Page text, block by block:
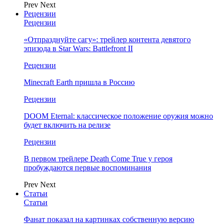
Prev Next
Рецензии
Рецензии
«Отпразднуйте сагу»: трейлер контента девятого
эпизода в Star Wars: Battlefront II
Рецензии
Minecraft Earth пришла в Россию
Рецензии
DOOM Eternal: классическое положение оружия можно
будет включить на релизе
Рецензии
В первом трейлере Death Come True у героя
пробуждаются первые воспоминания
Prev Next
Статьи
Статьи
Фанат показал на картинках собственную версию